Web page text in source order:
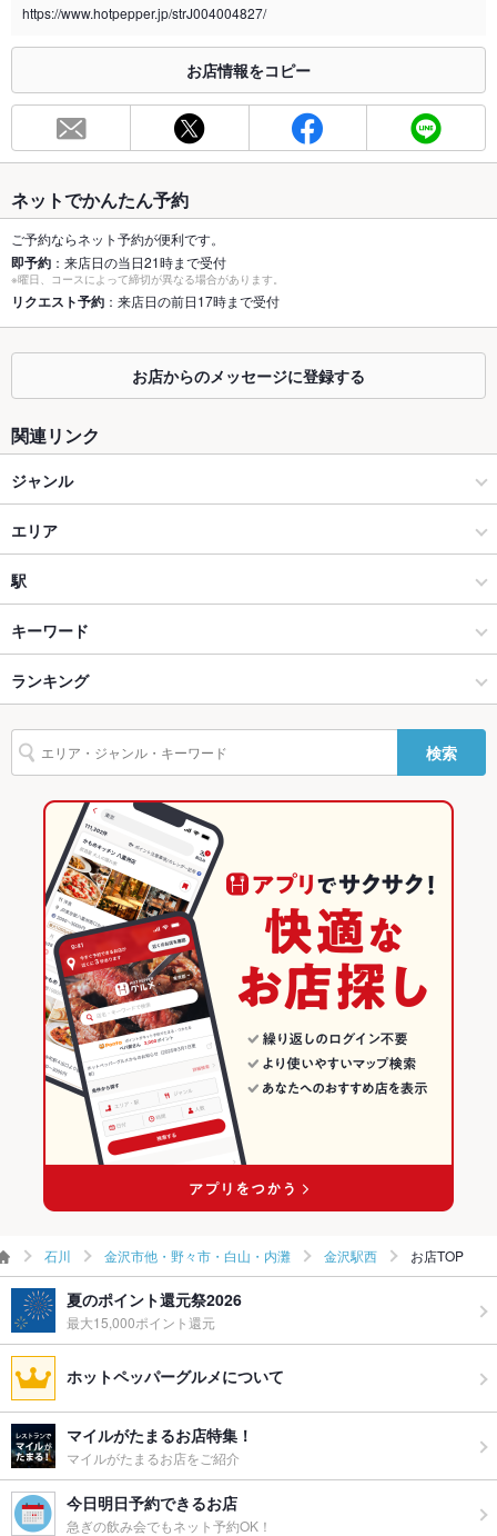
※2020年4月1日～受動喫煙対策に関する法律が施行されています。正しい情報はお店へお問い
総席数 42席
最大宴会収
42人
個室 あり
座敷 なし
掘りごたつ あり
カウンター あり
ソファー なし
テラス席
貸切
設備
Wi-Fi
ー
駐車場
その他設備 －
その他
飲み放題
あり ：全てのコースに+2200円(税込)で120分制(ラストオーダ
ー30分前)
食べ放題 なし
焼酎充実
お子様連れ お子様連れOK
ウェディン
グパーティ
ー二次会
－
－
https://www.hotpepper.jp/strJ004004827/
お店情報をコピー
ネットでかんたん予約
ご予約ならネット予約が便利です。
即予約 ：来店日の当日21時まで受付
※曜日、コースによって締切が異なる場合があります。
リクエスト予約 ：来店日の前日17時まで受付
お店からのメッセージに登録する
関連リンク
ジャンル
焼肉・ホルモン
焼肉
金沢市他・野々市・白山・内灘 × 焼肉・ホルモン
金沢市他・野々市・白山・内灘 × 焼肉
上諸江駅 × 焼肉・ホルモン
上諸江駅 × 焼肉
エリア
金沢駅西
金沢駅西 × 焼肉・ホルモン
金沢駅西 × 焼肉
石川
石川 × 焼肉・ホルモン
石川 × 焼肉
駅
金沢駅
上諸江駅
七ツ屋駅
キーワード
エビ料理
デザート チーズケーキ
ランキング
石川のグルメランキング
石川の焼肉・ホルモンランキング
金沢市他・野々市・白山・内灘のグルメランキング
金沢市他・野々市・白山・内灘の焼肉・ホルモンランキング
金沢駅西のグルメランキング
検索
石川 金沢市他・野々市・白山・内灘 金沢駅西 お店TOP
夏のポイント還元祭2026
最大15,000ポイント還元
ホットペッパーグルメについて
マイルがたまるお店特集！
マイルがたまるお店をご紹介
今日明日予約できるお店
急ぎの飲み会でもネット予約OK！